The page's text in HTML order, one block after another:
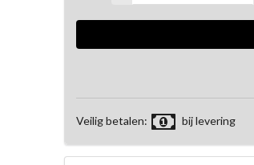
Veilig betalen: bij levering